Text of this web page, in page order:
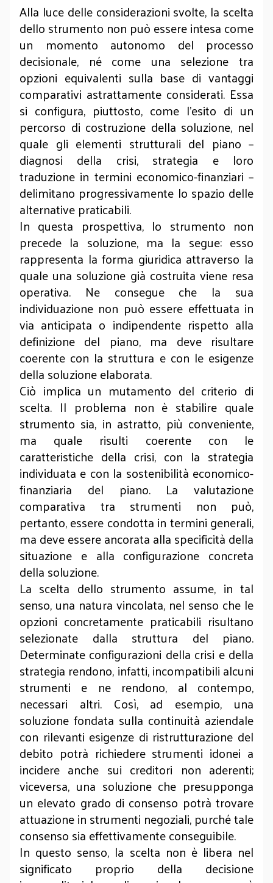
Alla luce delle considerazioni svolte, la scelta
dello strumento non può essere intesa come
un momento autonomo del processo
decisionale, né come una selezione tra
opzioni equivalenti sulla base di vantaggi
comparativi astrattamente considerati. Essa
si configura, piuttosto, come l’esito di un
percorso di costruzione della soluzione, nel
quale gli elementi strutturali del piano –
diagnosi della crisi, strategia e loro
traduzione in termini economico-finanziari –
delimitano progressivamente lo spazio delle
alternative praticabili.
In questa prospettiva, lo strumento non
precede la soluzione, ma la segue: esso
rappresenta la forma giuridica attraverso la
quale una soluzione già costruita viene resa
operativa. Ne consegue che la sua
individuazione non può essere effettuata in
via anticipata o indipendente rispetto alla
definizione del piano, ma deve risultare
coerente con la struttura e con le esigenze
della soluzione elaborata.
Ciò implica un mutamento del criterio di
scelta. Il problema non è stabilire quale
strumento sia, in astratto, più conveniente,
ma quale risulti coerente con le
caratteristiche della crisi, con la strategia
individuata e con la sostenibilità economico-
finanziaria del piano. La valutazione
comparativa tra strumenti non può,
pertanto, essere condotta in termini generali,
ma deve essere ancorata alla specificità della
situazione e alla configurazione concreta
della soluzione.
La scelta dello strumento assume, in tal
senso, una natura vincolata, nel senso che le
opzioni concretamente praticabili risultano
selezionate dalla struttura del piano.
Determinate configurazioni della crisi e della
strategia rendono, infatti, incompatibili alcuni
strumenti e ne rendono, al contempo,
necessari altri. Così, ad esempio, una
soluzione fondata sulla continuità aziendale
con rilevanti esigenze di ristrutturazione del
debito potrà richiedere strumenti idonei a
incidere anche sui creditori non aderenti;
viceversa, una soluzione che presupponga
un elevato grado di consenso potrà trovare
attuazione in strumenti negoziali, purché tale
consenso sia effettivamente conseguibile.
In questo senso, la scelta non è libera nel
significato proprio della decisione